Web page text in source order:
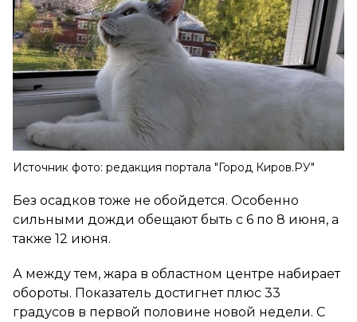
Источник фото: редакция портала "Город Киров.РУ"
Без осадков тоже не обойдется. Особенно
сильными дожди обещают быть с 6 по 8 июня, а
также 12 июня.
А между тем, жара в областном центре набирает
обороты. Показатель достигнет плюс 33
градусов в первой половине новой недели. С